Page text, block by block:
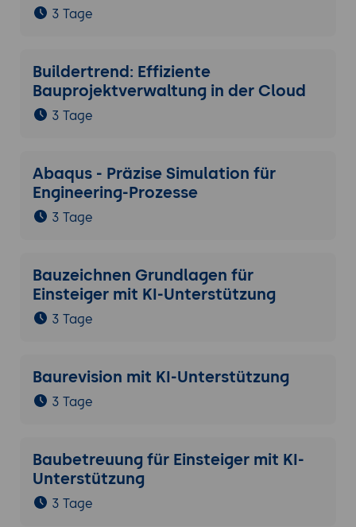
3 Tage
Buildertrend: Effiziente
Bauprojektverwaltung in der Cloud
3 Tage
Abaqus - Präzise Simulation für
Engineering-Prozesse
3 Tage
Bauzeichnen Grundlagen für
Einsteiger mit KI-Unterstützung
3 Tage
Baurevision mit KI-Unterstützung
3 Tage
Baubetreuung für Einsteiger mit KI-
Unterstützung
3 Tage